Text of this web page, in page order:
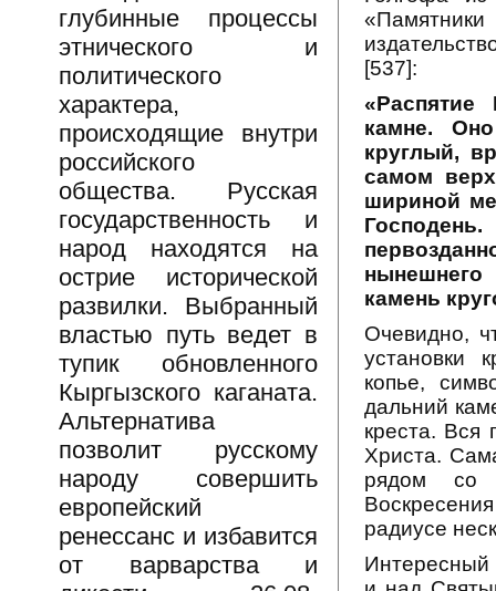
глубинные процессы
этнического и
политического
характера,
происходящие внутри
российского
общества. Русская
государственность и
народ находятся на
острие исторической
развилки. Выбранный
властью путь ведет в
тупик обновленного
Кыргызского каганата.
Альтернатива
позволит русскому
народу совершить
европейский
ренессанс и избавится
от варварства и
[537]:
«Распятие
камне.
круглый,
самом
шириной
камень
Очевидно,
установки
копье,
дальний
креста. Вся
Христа.
рядом со
радиусе
Интересный